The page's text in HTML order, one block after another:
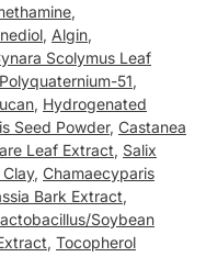
,
, Algin,
Scolymus Leaf
Polyquaternium-51,
, Hydrogenated
Seed Powder, Castanea
Leaf Extract, Salix
, Chamaecyparis
Bark Extract,
Soybean
, Tocopherol